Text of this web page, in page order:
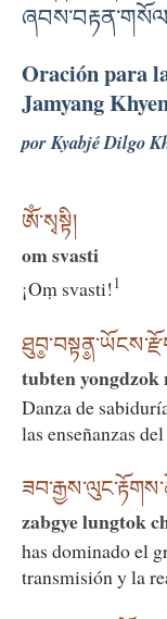
Oración para
Jamyang
por Kyabjé Dilgo
ཨོཾ་སྭསྟི།
om svasti
¡Oṃ svasti!1
tubten yongdzok
Danza de
las enseñanzas
zabgye lungtok
has dominado el
transmisión y la